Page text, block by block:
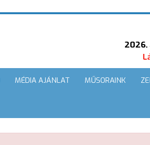
2026.
MÉDIA AJÁNLAT MŰSORAINK